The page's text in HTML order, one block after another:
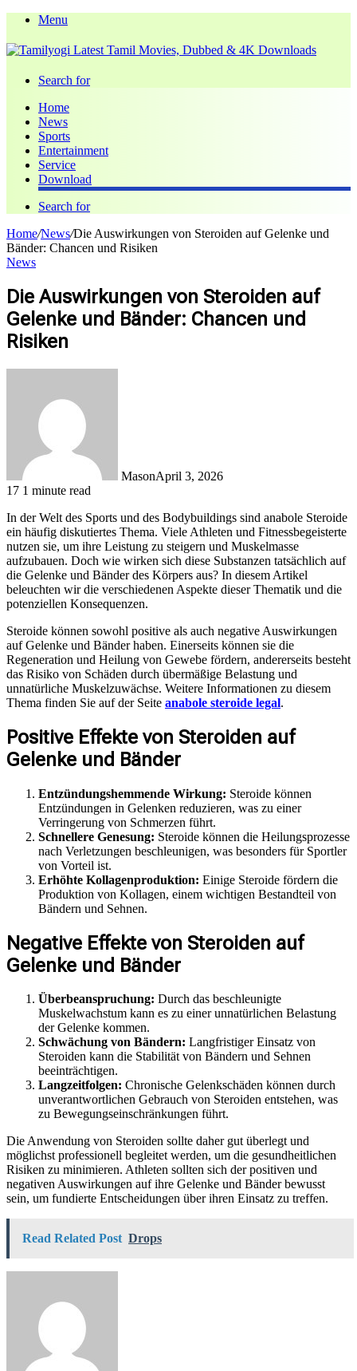
Menu
Search for
Home
News
Sports
Entertainment
Service
Download
Search for
Home/News/Die Auswirkungen von Steroiden auf Gelenke und
Bänder: Chancen und Risiken
News
Die Auswirkungen von Steroiden auf
Gelenke und Bänder: Chancen und
Risiken
MasonApril 3, 2026
17 1 minute read
In der Welt des Sports und des Bodybuildings sind anabole Steroide
ein häufig diskutiertes Thema. Viele Athleten und Fitnessbegeisterte
nutzen sie, um ihre Leistung zu steigern und Muskelmasse
aufzubauen. Doch wie wirken sich diese Substanzen tatsächlich auf
die Gelenke und Bänder des Körpers aus? In diesem Artikel
beleuchten wir die verschiedenen Aspekte dieser Thematik und die
potenziellen Konsequenzen.
Steroide können sowohl positive als auch negative Auswirkungen
auf Gelenke und Bänder haben. Einerseits können sie die
Regeneration und Heilung von Gewebe fördern, andererseits besteht
das Risiko von Schäden durch übermäßige Belastung und
unnatürliche Muskelzuwächse. Weitere Informationen zu diesem
Thema finden Sie auf der Seite anabole steroide legal.
Positive Effekte von Steroiden auf
Gelenke und Bänder
Entzündungshemmende Wirkung: Steroide können
Entzündungen in Gelenken reduzieren, was zu einer
Verringerung von Schmerzen führt.
Schnellere Genesung: Steroide können die Heilungsprozesse
nach Verletzungen beschleunigen, was besonders für Sportler
von Vorteil ist.
Erhöhte Kollagenproduktion: Einige Steroide fördern die
Produktion von Kollagen, einem wichtigen Bestandteil von
Bändern und Sehnen.
Negative Effekte von Steroiden auf
Gelenke und Bänder
Überbeanspruchung: Durch das beschleunigte
Muskelwachstum kann es zu einer unnatürlichen Belastung
der Gelenke kommen.
Schwächung von Bändern: Langfristiger Einsatz von
Steroiden kann die Stabilität von Bändern und Sehnen
beeinträchtigen.
Langzeitfolgen: Chronische Gelenkschäden können durch
unverantwortlichen Gebrauch von Steroiden entstehen, was
zu Bewegungseinschränkungen führt.
Die Anwendung von Steroiden sollte daher gut überlegt und
möglichst professionell begleitet werden, um die gesundheitlichen
Risiken zu minimieren. Athleten sollten sich der positiven und
negativen Auswirkungen auf ihre Gelenke und Bänder bewusst
sein, um fundierte Entscheidungen über ihren Einsatz zu treffen.
Read Related Post Drops